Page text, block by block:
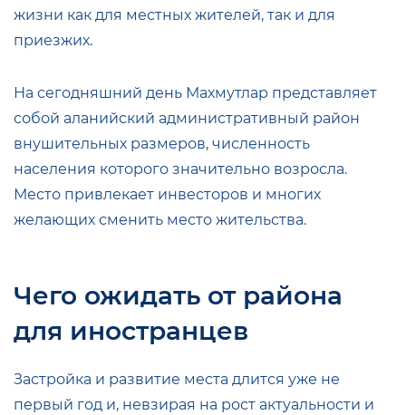
жизни как для местных жителей, так и для
приезжих.
На сегодняшний день Махмутлар представляет
собой аланийский административный район
внушительных размеров, численность
населения которого значительно возросла.
Место привлекает инвесторов и многих
желающих сменить место жительства.
Чего ожидать от района
для иностранцев
Застройка и развитие места длится уже не
первый год и, невзирая на рост актуальности и